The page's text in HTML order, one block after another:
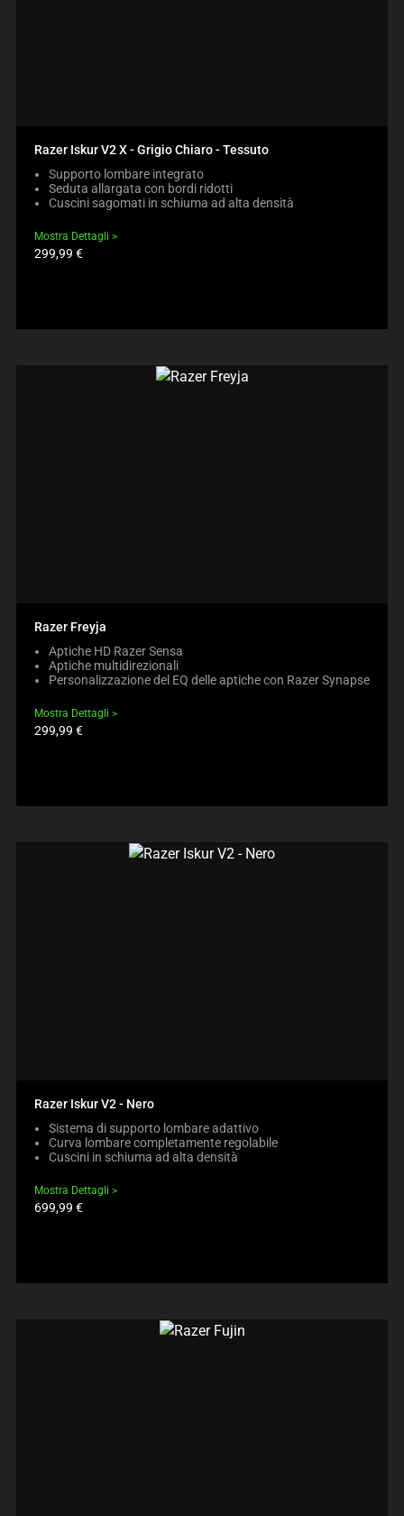
Razer Iskur V2 X - Grigio Chiaro - Tessuto
Supporto lombare integrato
Seduta allargata con bordi ridotti
Cuscini sagomati in schiuma ad alta densità
Mostra Dettagli
Prezzo
prodotto:
299,99 €
Razer Freyja
Aptiche HD Razer Sensa
Aptiche multidirezionali
Personalizzazione del EQ delle aptiche con Razer Synapse
Mostra Dettagli
Prezzo
prodotto:
299,99 €
Razer Iskur V2 - Nero
Sistema di supporto lombare adattivo
Curva lombare completamente regolabile
Cuscini in schiuma ad alta densità
Mostra Dettagli
Prezzo
prodotto:
699,99 €